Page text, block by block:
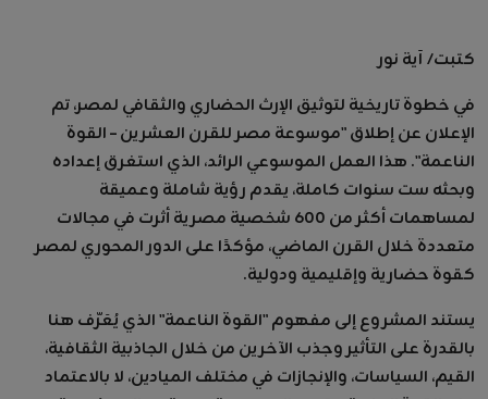
كتبت/ آية نور
في خطوة تاريخية لتوثيق الإرث الحضاري والثقافي لمصر، تم
الإعلان عن إطلاق "موسوعة مصر للقرن العشرين – القوة
الناعمة". هذا العمل الموسوعي الرائد، الذي استغرق إعداده
وبحثه ست سنوات كاملة، يقدم رؤية شاملة وعميقة
لمساهمات أكثر من 600 شخصية مصرية أثرت في مجالات
متعددة خلال القرن الماضي، مؤكدًا على الدور المحوري لمصر
كقوة حضارية وإقليمية ودولية.
يستند المشروع إلى مفهوم "القوة الناعمة" الذي يُعَرّف هنا
بالقدرة على التأثير وجذب الآخرين من خلال الجاذبية الثقافية،
القيم، السياسات، والإنجازات في مختلف الميادين، لا بالاعتماد